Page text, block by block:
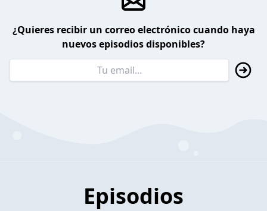
¿Quieres recibir un correo electrónico cuando haya
nuevos episodios disponibles?
Episodios